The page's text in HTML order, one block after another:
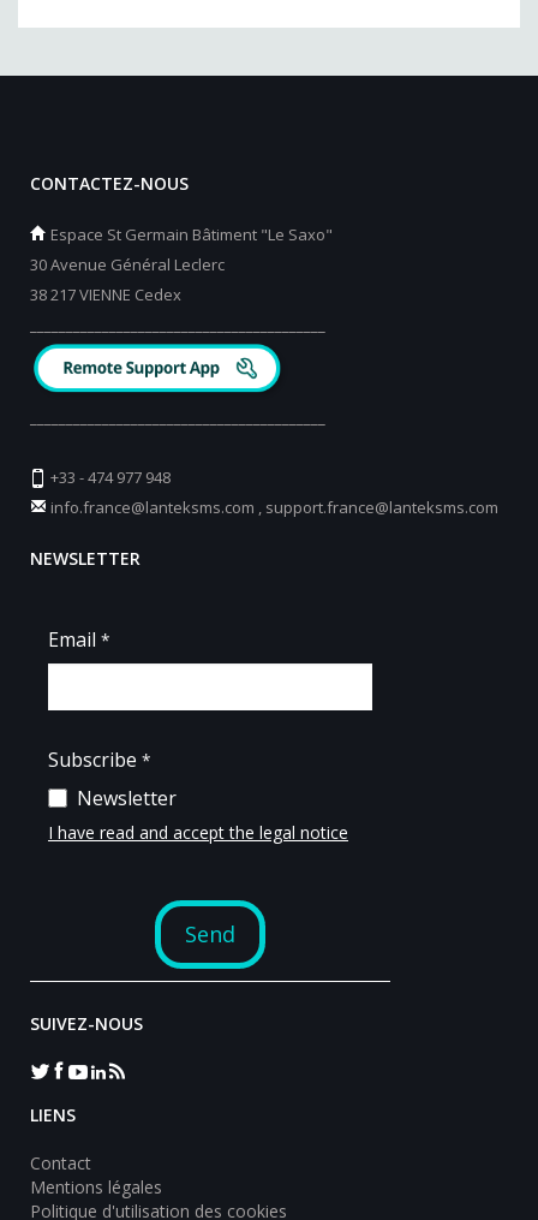
CONTACTEZ-NOUS
Espace St Germain Bâtiment "Le Saxo"
30 Avenue Général Leclerc
38 217 VIENNE Cedex
+33 - 474 977 948
info.france@lanteksms.com , support.france@lanteksms.com
NEWSLETTER
SUIVEZ-NOUS
LIENS
Contact
Mentions légales
Politique d'utilisation des cookies